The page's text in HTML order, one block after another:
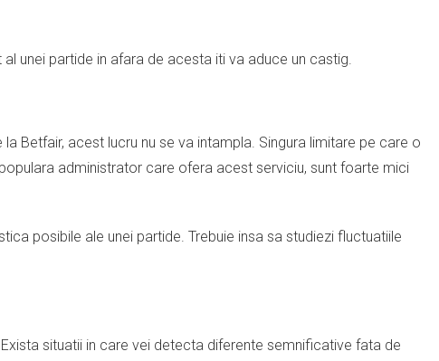
unei partide in afara de acesta iti va aduce un castig.
Betfair, acest lucru nu se va intampla. Singura limitare pe care o
administrator care ofera acest serviciu, sunt foarte mici
posibile ale unei partide. Trebuie insa sa studiezi fluctuatiile
situatii in care vei detecta diferente semnificative fata de